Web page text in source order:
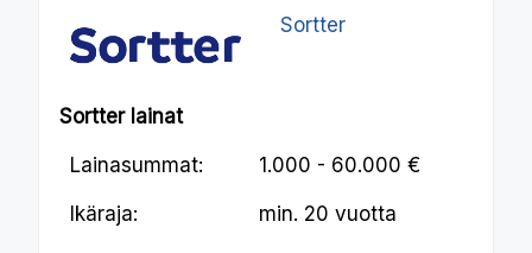
Sortter
Sortter lainat
Lainasummat: 1.000 - 60.000 €
Ikäraja: min. 20 vuotta